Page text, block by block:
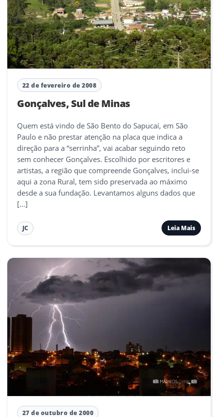
22 de fevereiro de 2008
Gonçalves, Sul de Minas
Quem está vindo de São Bento do Sapucaí, em São
Paulo e não prestar atenção na placa que indica a
direção para a “serrinha”, vai acabar seguindo reto
sem conhecer Gonçalves. Escolhido por escritores e
artistas, a região que compreende Gonçalves, inclui-se
aqui a zona Rural, tem sido preservada ao máximo
desde a sua fundação. Levantamos alguns dados que
[…]
JC Leia Mais
27 de outubro de 2000